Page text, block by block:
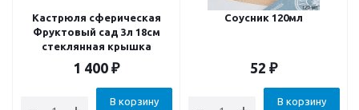
Кастрюля сферическая
Фруктовый сад 3л 18см
стеклянная крышка
1 400 ₽
В корзину
Соусник 120мл
52 ₽
В корзину